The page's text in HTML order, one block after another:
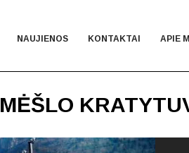
NAUJIENOS KONTAKTAI APIE
MĖŠLO